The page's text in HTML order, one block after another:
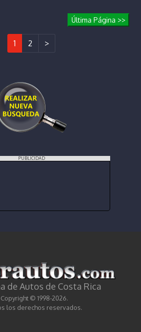
Última Página >>
1 2 >
PUBLICIDAD
de Autos de Costa Rica
Copyright © 1998-2026.
los derechos reservados.